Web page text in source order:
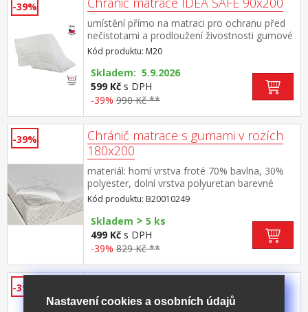
-39%
umístění přímo na matraci pro ochranu před
nečistotami a prodloužení živostnosti gumové
pásy v rozích zajišťují chránič proti posuvu a
podporují perfektní přilnavost náplň 100%
polyesterový fleece, 200 g/m², pratelný do 95
°C
Kód produktu: M20
Skladem: 5.9.2026
599 Kč s DPH
-39% 990 Kč **
-39%
Chránič matrace s gumami v rozích
180x200
materiál: horní vrstva froté 70% bavlna, 30%
polyester, dolní vrstva polyuretan barevné
provedení bílá v rozích všité gumy, pratelné do
60 °C
Kód produktu: B20010249
Skladem > 5 ks
499 Kč s DPH
-39% 829 Kč **
-39%
160x200
Nastavení cookies a osobních údajů